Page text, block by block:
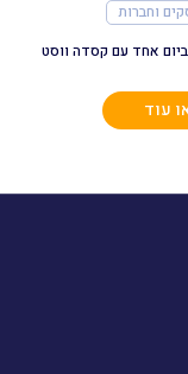
וחברות
אחד עם קסדה ווסט
עוד